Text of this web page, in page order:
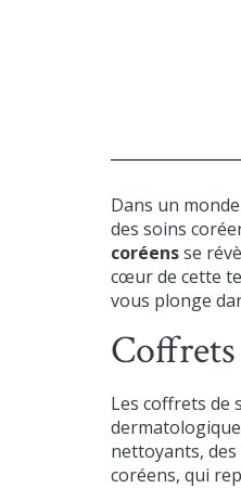
Dans un
des soins
coréensse
cœur de cette
vous plonge
Coffrets
Les coffrets de
nettoyants,
coréens, qui